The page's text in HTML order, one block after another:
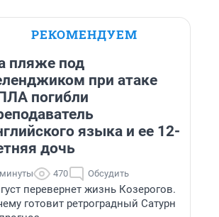
РЕКОМЕНДУЕМ
пляже под
при атаке
погибли
языка и ее 12-
дочь
470 Обсудить
перевернет жизнь Козерогов.
готовит ретроградный Сатурн